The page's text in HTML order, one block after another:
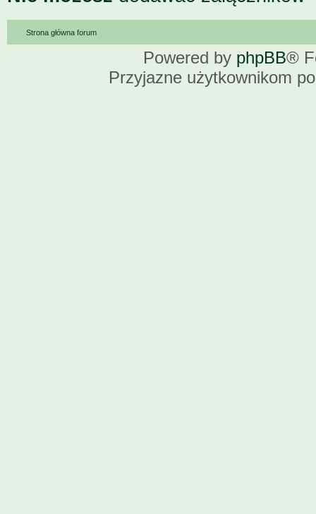
Strona główna forum
Powered by phpBB®
Przyjazne użytkownikom